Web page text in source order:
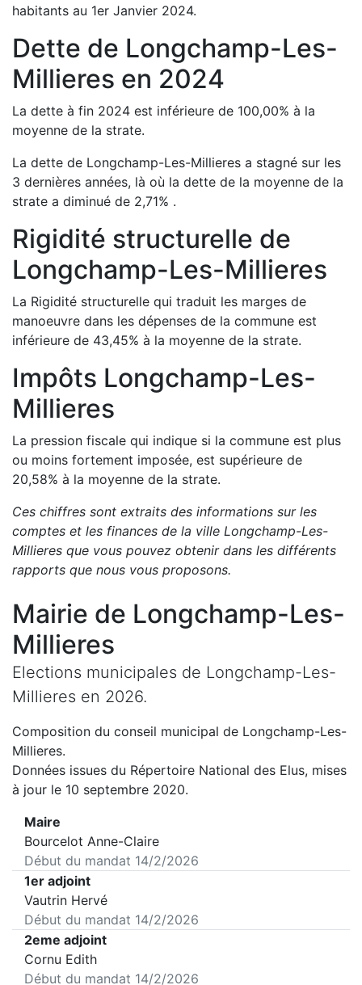
habitants au 1er Janvier 2024.
Dette de Longchamp-Les-
Millieres en 2024
La dette à fin 2024 est inférieure de 100,00% à la
moyenne de la strate.
La dette de Longchamp-Les-Millieres a stagné sur les
3 dernières années, là où la dette de la moyenne de la
strate a diminué de 2,71% .
Rigidité structurelle de
Longchamp-Les-Millieres
La Rigidité structurelle qui traduit les marges de
manoeuvre dans les dépenses de la commune est
inférieure de 43,45% à la moyenne de la strate.
Impôts Longchamp-Les-
Millieres
La pression fiscale qui indique si la commune est plus
ou moins fortement imposée, est supérieure de
20,58% à la moyenne de la strate.
Ces chiffres sont extraits des informations sur les
comptes et les finances de la ville Longchamp-Les-
Millieres que vous pouvez obtenir dans les différents
rapports que nous vous proposons.
Mairie de Longchamp-Les-
Millieres
Elections municipales de Longchamp-Les-
Millieres en 2026.
Composition du conseil municipal de Longchamp-Les-
Millieres.
Données issues du Répertoire National des Elus, mises
à jour le 10 septembre 2020.
Maire
Bourcelot Anne-Claire
Début du mandat 14/2/2026
1er adjoint
Vautrin Hervé
Début du mandat 14/2/2026
2eme adjoint
Cornu Edith
Début du mandat 14/2/2026